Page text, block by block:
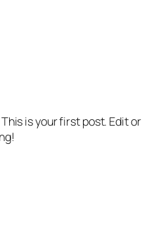
is your first post. Edit or